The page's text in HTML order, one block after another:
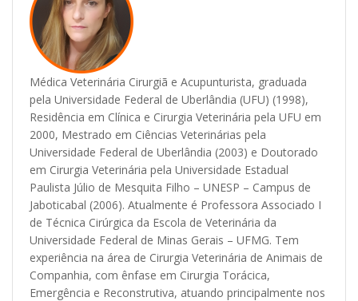
Médica Veterinária Cirurgiã e Acupunturista, graduada
pela Universidade Federal de Uberlândia (UFU) (1998),
Residência em Clínica e Cirurgia Veterinária pela UFU em
2000, Mestrado em Ciências Veterinárias pela
Universidade Federal de Uberlândia (2003) e Doutorado
em Cirurgia Veterinária pela Universidade Estadual
Paulista Júlio de Mesquita Filho – UNESP – Campus de
Jaboticabal (2006). Atualmente é Professora Associado I
de Técnica Cirúrgica da Escola de Veterinária da
Universidade Federal de Minas Gerais – UFMG. Tem
experiência na área de Cirurgia Veterinária de Animais de
Companhia, com ênfase em Cirurgia Torácica,
Emergência e Reconstrutiva, atuando principalmente nos